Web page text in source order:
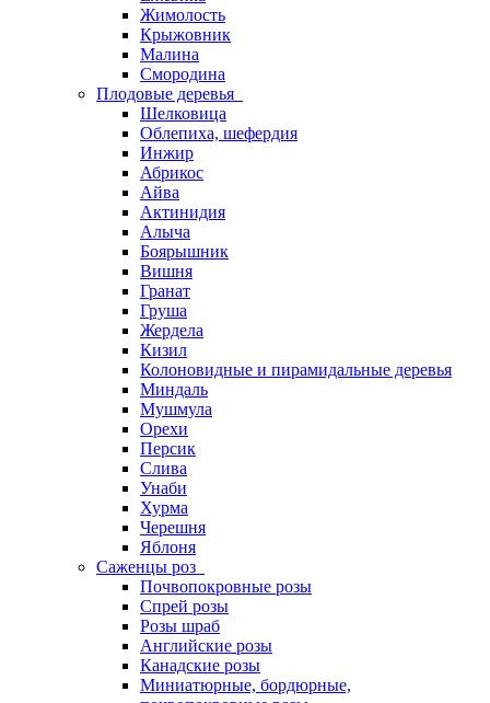
Жимолость
Крыжовник
Малина
Смородина
Плодовые деревья
Шелковица
Облепиха, шефердия
Инжир
Абрикос
Айва
Актинидия
Алыча
Боярышник
Вишня
Гранат
Груша
Жердела
Кизил
Колоновидные и пирамидальные деревья
Миндаль
Мушмула
Орехи
Персик
Слива
Унаби
Хурма
Черешня
Яблоня
Саженцы роз
Почвопокровные розы
Спрей розы
Розы шраб
Английские розы
Канадские розы
Миниатюрные, бордюрные,